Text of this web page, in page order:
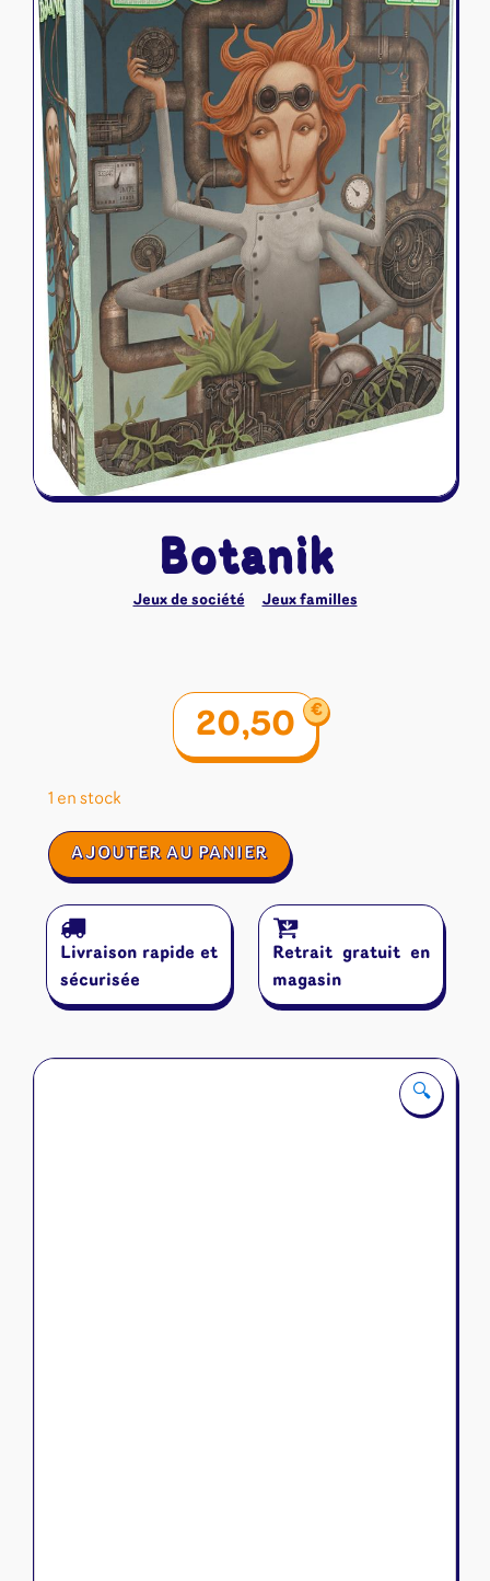
Naruto Mythos
Autres
Tapis de jeu
🔍
Botanik
Jeux de société Jeux familles
20,50 €
1 en stock
quantité
de
AJOUTER AU PANIER
Livraison rapide et
sécurisée
Retrait gratuit en
magasin